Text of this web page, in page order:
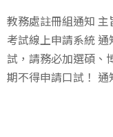
教務處註冊組通知
考試線上申請系統
試，請務必加選碩、
期不得申請口試！